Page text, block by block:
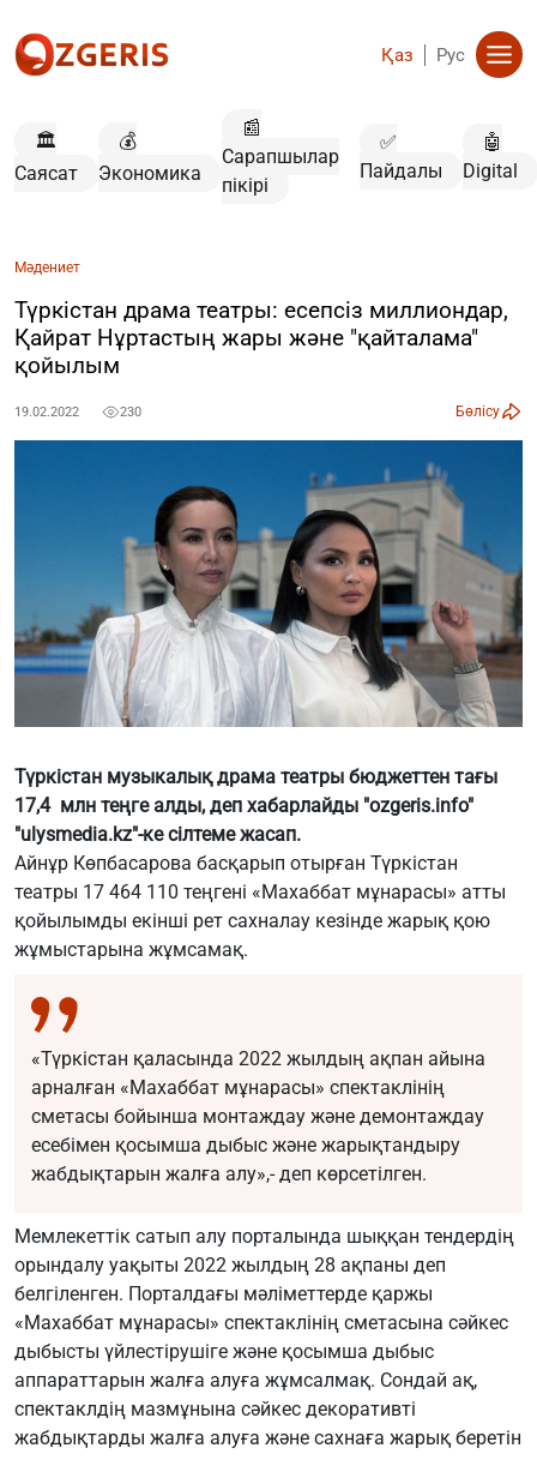
Қаз Рус
🏛️
Саясат
💰
Экономика
📰
Сарапшылар
пікірі
✅
Пайдалы
🤖
Digital
Мәдениет
Түркістан драма театры: есепсіз миллиондар,
Қайрат Нұртастың жары және "қайталама"
қойылым
19.02.2022 230 Бөлісу
Түркістан музыкалық драма театры бюджеттен тағы
17,4 млн теңге алды, деп хабарлайды "ozgeris.info"
"ulysmedia.kz"-ке сілтеме жасап.
Айнұр Көпбасарова басқарып отырған Түркістан
театры 17 464 110 теңгені «Махаббат мұнарасы» атты
қойылымды екінші рет сахналау кезінде жарық қою
жұмыстарына жұмсамақ.
«Түркістан қаласында 2022 жылдың ақпан айына
арналған «Махаббат мұнарасы» спектаклінің
сметасы бойынша монтаждау және демонтаждау
есебімен қосымша дыбыс және жарықтандыру
жабдықтарын жалға алу»,- деп көрсетілген.
Мемлекеттік сатып алу порталында шыққан тендердің
орындалу уақыты 2022 жылдың 28 ақпаны деп
белгіленген. Порталдағы мәліметтерде қаржы
«Махаббат мұнарасы» спектаклінің сметасына сәйкес
дыбысты үйлестірушіге және қосымша дыбыс
аппараттарын жалға алуға жұмсалмақ. Сондай ақ,
спектаклдің мазмұнына сәйкес декоративті
жабдықтарды жалға алуға және сахнаға жарық беретін